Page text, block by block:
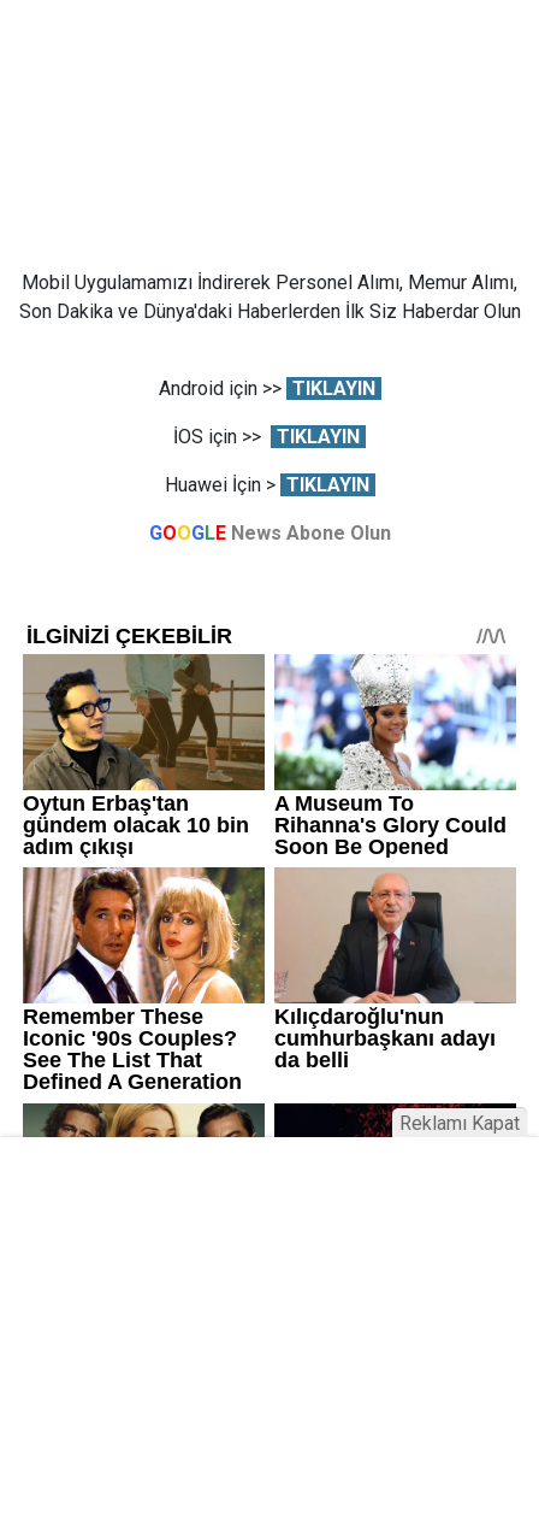
Mobil Uygulamamızı İndirerek Personel Alımı, Memur Alımı,
Son Dakika ve Dünya'daki Haberlerden İlk Siz Haberdar Olun
Android için >> TIKLAYIN
İOS için >> TIKLAYIN
Huawei İçin > TIKLAYIN
GOOGLE News Abone Olun
Reklamı Kapat